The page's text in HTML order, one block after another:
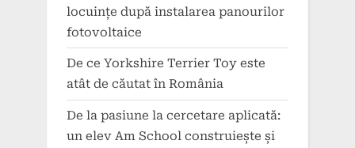
locuințe după instalarea panourilor
fotovoltaice
De ce Yorkshire Terrier Toy este
atât de căutat în România
De la pasiune la cercetare aplicată:
un elev Am School construiește și